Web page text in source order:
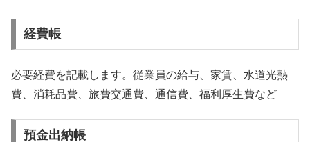
経費帳
必要経費を記載します。従業員の給与、家賃、水道光熱
費、消耗品費、旅費交通費、通信費、福利厚生費など
預金出納帳